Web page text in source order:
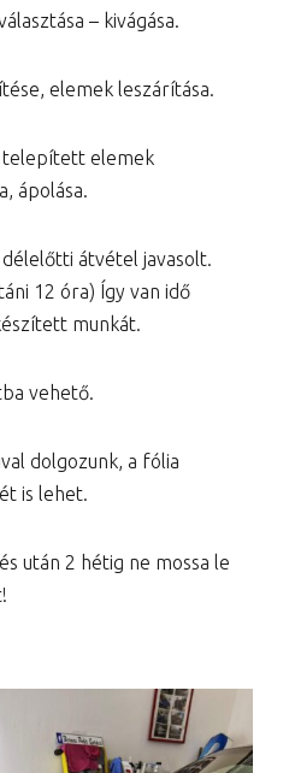
– kivágása.
elemek leszárítása.
telepített elemek
ápolása.
átvétel javasolt.
12 óra) Így van idő
munkát.
vehető.
dolgozunk, a fólia
is lehet.
után 2 hétig ne mossa le